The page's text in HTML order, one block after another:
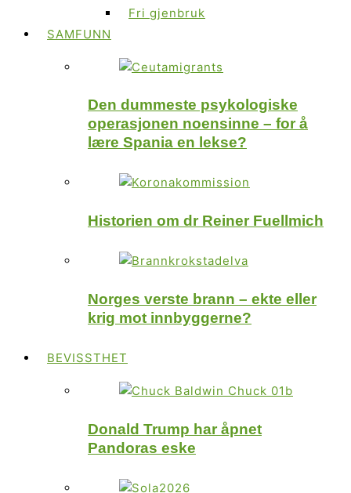
Fri gjenbruk
SAMFUNN
Den dummeste psykologiske
operasjonen noensinne – for å
lære Spania en lekse?
Historien om dr Reiner Fuellmich
Norges verste brann – ekte eller
krig mot innbyggerne?
BEVISSTHET
Donald Trump har åpnet
Pandoras eske